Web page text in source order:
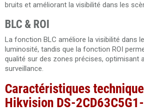
bruits et améliorant la visibilité dans les
BLC & ROI
La fonction BLC améliore la visibilité dans
luminosité, tandis que la fonction ROI
qualité sur des zones précises, optimisant
surveillance.
Caractéristiques
Hikvision DS-